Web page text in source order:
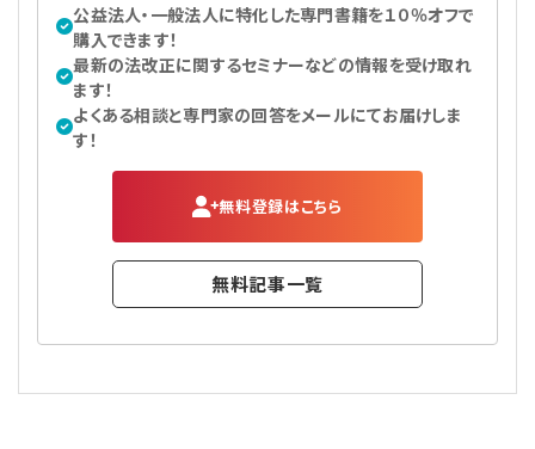
公益法人・一般法人に特化した専門書籍を１０％オフで
購入できます！
最新の法改正に関するセミナーなどの情報を受け取れ
ます！
よくある相談と専門家の回答をメールにてお届けしま
す！
無料登録はこちら
無料記事一覧